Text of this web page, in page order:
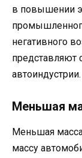
в повышении
негативного
представляют
автоиндустрии.
Меньшая
Меньшая
массу